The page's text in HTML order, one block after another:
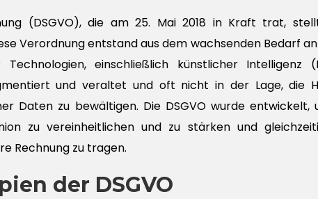
(DSGVO), die am 25. Mai 2018 in Kraft trat,
Verordnung entstand aus dem wachsenden Bedarf
Technologien, einschließlich künstlicher
und veraltet und oft nicht in der Lage, die
Daten zu bewältigen. Die DSGVO wurde
zu vereinheitlichen und zu stärken und
Rechnung zu tragen.
der DSGVO